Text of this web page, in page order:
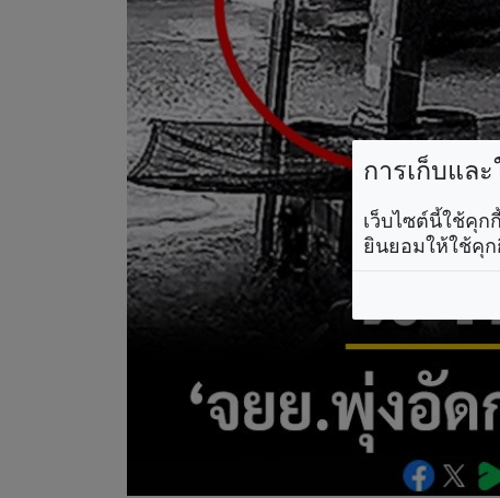
การเก็บแล
เว็บไซต์นี้ใช้คุก
ยินยอมให้ใช้คุ